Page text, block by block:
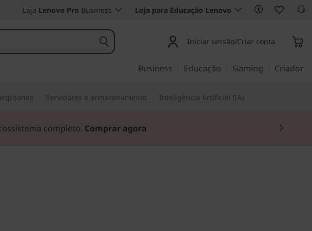
Loja Lenovo Pro Business Loja para Educação Lenovo
Iniciar sessão/Criar conta
Business Educação Gaming Criador
Servidores e armazenamento Inteligência Artificial (IA)
completo. Comprar agora